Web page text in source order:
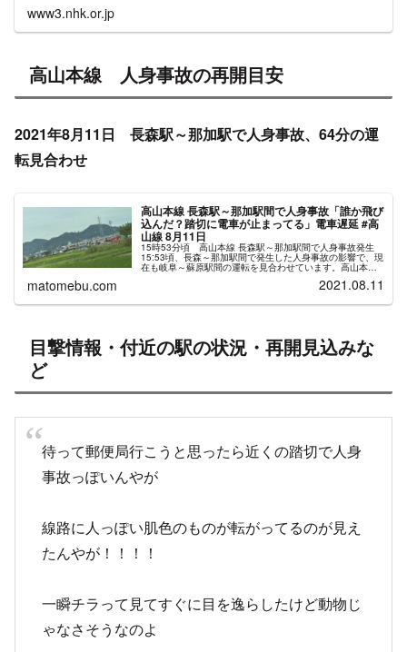
www3.nhk.or.jp
高山本線 人身事故の再開目安
2021年8月11日 長森駅～那加駅で人身事故、64分の運
転見合わせ
高山本線 長森駅～那加駅間で人身事故「誰か飛び
込んだ？踏切に電車が止まってる」電車遅延 #高
山線 8月11日
15時53分頃 高山本線 長森駅～那加駅間で人身事故発生
15:53頃、長森～那加駅間で発生した人身事故の影響で、現
在も岐阜～蘇原駅間の運転を見合わせています。高山本
matomebu.com 2021.08.11
目撃情報・付近の駅の状況・再開見込みな
ど
待って郵便局行こうと思ったら近くの踏切で人身
事故っぽいんやが
線路に人っぽい肌色のものが転がってるのが見え
たんやが！！！！
一瞬チラって見てすぐに目を逸らしたけど動物じ
ゃなさそうなのよ